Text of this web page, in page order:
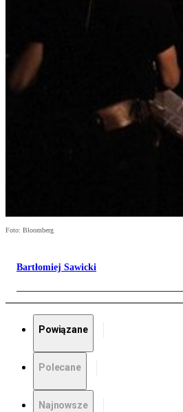
Foto: Bloomberg
Bartłomiej Sawicki
Powiązane
Polecane
Najnowsze